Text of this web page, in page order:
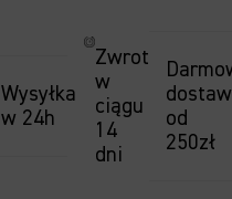
Wysyłka
w 24h
Zwrot
w
ciągu
14
dni
od
250zł